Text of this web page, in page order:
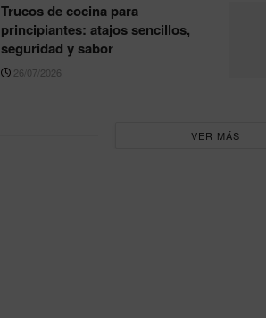
Trucos de cocina para
principiantes: atajos sencillos,
seguridad y sabor
26/07/2026
VER MÁS